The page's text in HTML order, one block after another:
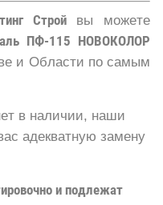
Строй вы можете
ПФ-115 НОВОКОЛОР
и Области по самым
в наличии, наши
адекватную замену
и подлежат